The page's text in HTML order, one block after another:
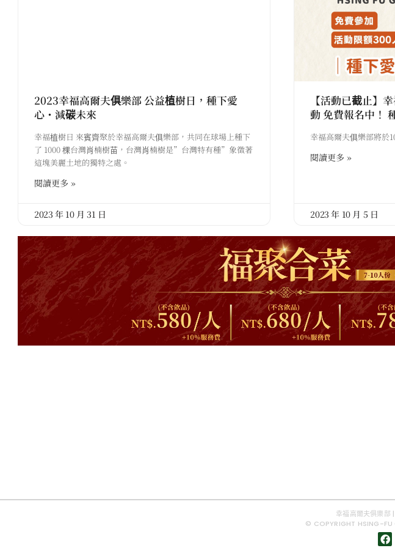
2023幸福高爾夫俱樂部 公益植樹日，種下愛
心・減碳未來
幸福植樹日 來賓齊聚於幸福高爾夫俱樂部，共同在球場上種下
了 1000 棵台灣肖楠樹苗，台灣肖楠樹是”台灣特有種”象徵著
這塊美麗土地的獨特之處。
閱讀更多 »
2023 年 10 月 31 日
【活動已截止】
動 免費報名中！
幸福高爾夫俱樂部將於
閱讀更多 »
2023 年 10 月 5 日
幸福高爾夫俱樂部
© COPYRIGHT HSING-FU